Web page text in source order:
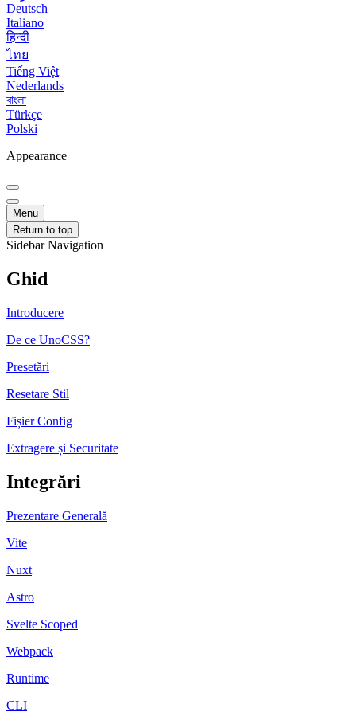
Deutsch
Italiano
हिन्दी
ไทย
Tiếng Việt
Nederlands
বাংলা
Türkçe
Polski
Appearance
Menu
Return to top
Sidebar Navigation
Ghid
Introducere
De ce UnoCSS?
Presetări
Resetare Stil
Fișier Config
Extragere și Securitate
Integrări
Prezentare Generală
Vite
Nuxt
Astro
Svelte Scoped
Webpack
Runtime
CLI